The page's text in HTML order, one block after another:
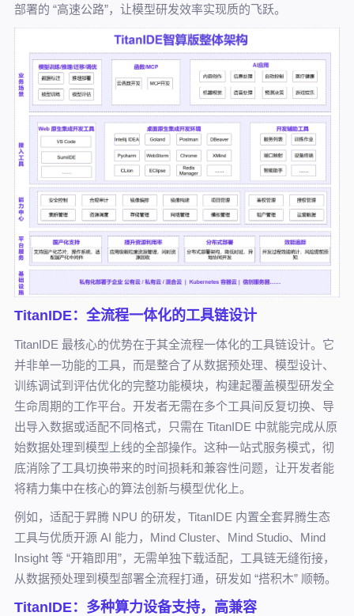
部署的 “高速公路”，让模型研发效率实现质的飞跃。
TitanIDE：全流程一体化的工具链设计
TitanIDE 最核心的优势在于其全流程一体化的工具链设计。它
并非单一功能的工具，而是整合了从数据预处理、模型设计、
训练调试到评估优化的完整功能模块，构建起覆盖模型研发全
生命周期的工作平台。开发者无需在多个工具间反复切换、导
出导入数据或适配不同格式，只需在 TitanIDE 中就能完成从原
始数据处理到模型上线的全部操作。这种一站式服务模式，彻
底消除了工具切换带来的时间损耗和兼容性问题，让开发者能
将精力集中在核心的算法创新与模型优化上。
例如，适配于昇腾 NPU 的研发，TitanIDE 内置全套昇腾生态
工具与优质开源 AI 能力，Mind Cluster、Mind Studio、Mind
Insight 等 “开箱即用”，无需单独下载适配，工具链无缝衔接，
从数据预处理到模型部署全流程打通，研发如 “搭积木” 顺畅。
TitanIDE：多种算力设备支持，高兼容